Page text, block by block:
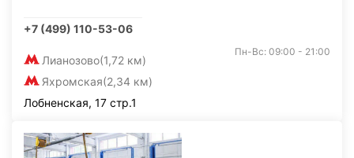
+7 (499) 110-53-06
Лианозово(1,72 км)
Яхромская(2,34 км)
Пн-Вс: 09:00 - 21:00
Лобненская, 17 стр.1